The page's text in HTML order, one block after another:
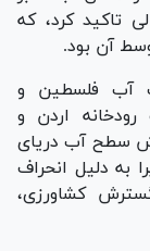
تاکید کرد، که
آن بود.
آب فلسطین و
اردن و
سطح آب دریای
به دلیل انحراف
کشاورزی،